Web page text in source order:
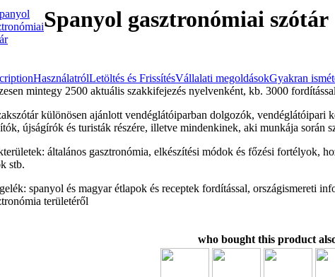
Spanyol gasztronómiai szótár
HasználatrólLetöltés és FrissítésVállalati megoldásokGyakran
mintegy 2500 aktuális szakkifejezés nyelvenként, kb. 3000
különösen ajánlott vendéglátóiparban dolgozók, vendéglátóipari
újságírók és turisták részére, illetve mindenkinek, aki munkája során
általános gasztronómia, elkészítési módok és főzési fortélyok,
stb.
spanyol és magyar étlapok és receptek fordítással, országismereti
területéről
who bought this product